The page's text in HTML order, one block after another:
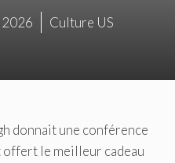
2026 Culture US
donnait une conférence
le meilleur cadeau